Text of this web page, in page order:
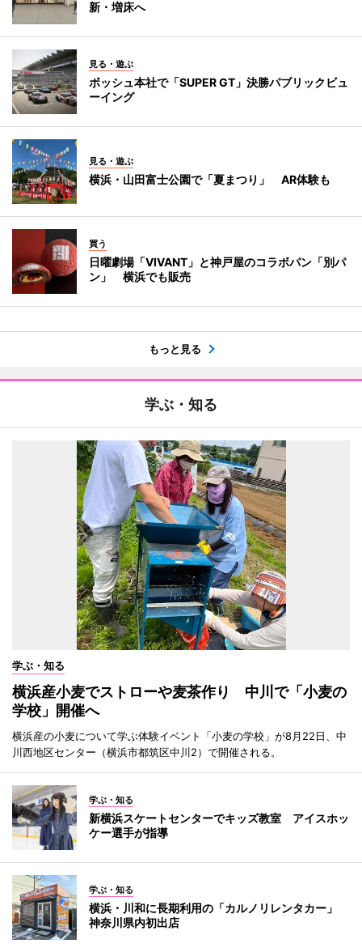
新・増床へ
見る・遊ぶ
ボッシュ本社で「SUPER GT」決勝パブリックビュ
ーイング
見る・遊ぶ
横浜・山田富士公園で「夏まつり」 AR体験も
買う
日曜劇場「VIVANT」と神戸屋のコラボパン「別パ
ン」 横浜でも販売
もっと見る
学ぶ・知る
学ぶ・知る
横浜産小麦でストローや麦茶作り 中川で「小麦の
学校」開催へ
横浜産の小麦について学ぶ体験イベント「小麦の学校」が8月22日、中
川西地区センター（横浜市都筑区中川2）で開催される。
学ぶ・知る
新横浜スケートセンターでキッズ教室 アイスホッ
ケー選手が指導
学ぶ・知る
横浜・川和に長期利用の「カルノリレンタカー」
神奈川県内初出店